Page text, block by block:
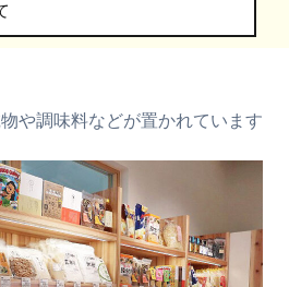
や調味料などが置かれています